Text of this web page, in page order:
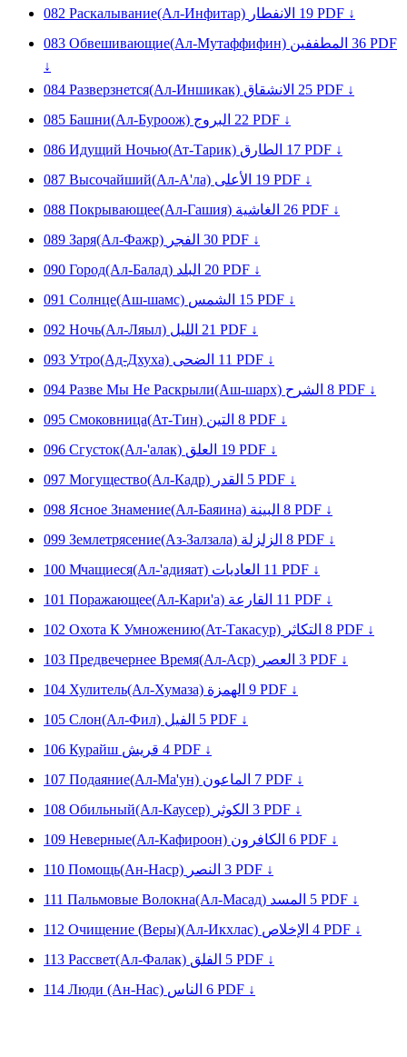
082 Раскалывание(Ал-Инфитар) الانفطار 19 PDF ↓
083 Обвешивающие(Ал-Мутаффифин) المطففين 36 PDF
↓
084 Разверзнется(Ал-Иншикак) الانشقاق 25 PDF ↓
085 Башни(Ал-Буроож) البروج 22 PDF ↓
086 Идущий Ночью(Ат-Тарик) الطارق 17 PDF ↓
087 Высочайший(Ал-А'ла) الأعلى 19 PDF ↓
088 Покрывающее(Ал-Гашия) الغاشية 26 PDF ↓
089 Заря(Ал-Фажр) الفجر 30 PDF ↓
090 Город(Ал-Балад) البلد 20 PDF ↓
091 Солнце(Аш-шамс) الشمس 15 PDF ↓
092 Ночь(Ал-Ляыл) الليل 21 PDF ↓
093 Утро(Ад-Дхуха) الضحى 11 PDF ↓
094 Разве Мы Не Раскрыли(Аш-шарх) الشرح 8 PDF ↓
095 Смоковница(Ат-Тин) التين 8 PDF ↓
096 Сгусток(Ал-'алак) العلق 19 PDF ↓
097 Могущество(Ал-Кадр) القدر 5 PDF ↓
098 Ясное Знамение(Ал-Баяина) البينة 8 PDF ↓
099 Землетрясение(Аз-Залзала) الزلزلة 8 PDF ↓
100 Мчащиеся(Ал-'адияат) العاديات 11 PDF ↓
101 Поражающее(Ал-Кари'а) القارعة 11 PDF ↓
102 Охота К Умножению(Ат-Такасур) التكاثر 8 PDF ↓
103 Предвечернее Время(Ал-Аср) العصر 3 PDF ↓
104 Хулитель(Ал-Хумаза) الهمزة 9 PDF ↓
105 Слон(Ал-Фил) الفيل 5 PDF ↓
106 Куpaйш قريش 4 PDF ↓
107 Подаяние(Ал-Ма'ун) الماعون 7 PDF ↓
108 Обильный(Ал-Каусер) الكوثر 3 PDF ↓
109 Неверные(Ал-Кафироон) الكافرون 6 PDF ↓
110 Помощь(Ан-Наср) النصر 3 PDF ↓
111 Пальмовые Волокна(Ал-Масад) المسد 5 PDF ↓
112 Очищение (Веры)(Ал-Икхлас) الإخلاص 4 PDF ↓
113 Рассвет(Ал-Фалак) الفلق 5 PDF ↓
114 Люди (Ан-Нас) الناس 6 PDF ↓